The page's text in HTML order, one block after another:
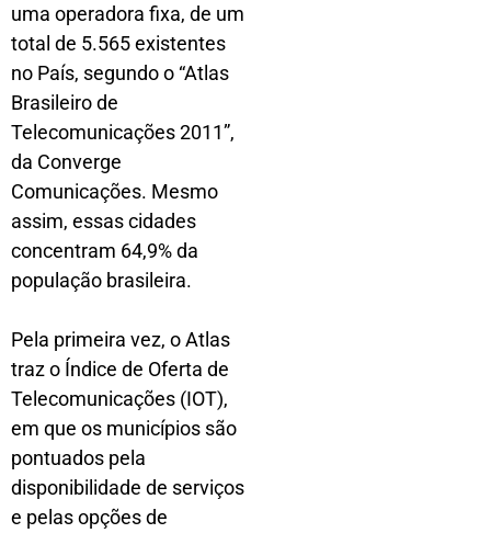
uma operadora fixa, de um
total de 5.565 existentes
no País, segundo o “Atlas
Brasileiro de
Telecomunicações 2011”,
da Converge
Comunicações. Mesmo
assim, essas cidades
concentram 64,9% da
população brasileira.
Pela primeira vez, o Atlas
traz o Índice de Oferta de
Telecomunicações (IOT),
em que os municípios são
pontuados pela
disponibilidade de serviços
e pelas opções de